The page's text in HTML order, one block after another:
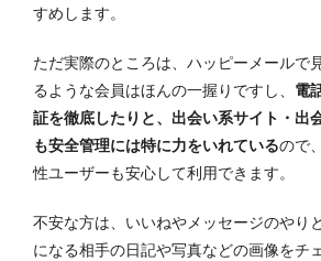
すめします。
ただ実際のところは、 ハッピーメールで
るような会員はほんの一握りですし、 電
証を徹底したりと、出会い系サイト・出
も安全管理には特に力をいれているので
性ユーザーも安心して利用できます。
不安な方は、いいねやメッセージのやり
になる相手の日記や写真などの画像をチ